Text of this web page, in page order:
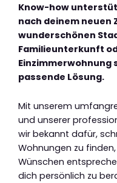
Know-how
nach deinem neuen
wunderschönen
Familieunterkunft
Einzimmerwohnung
passende Lösung.
Mit unserem
und unserer
wir bekannt dafür,
Wohnungen zu
Wünschen
dich persönlich zu